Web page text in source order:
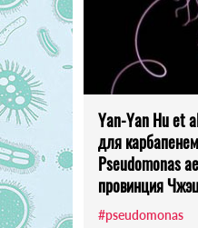
Yan-Yan Hu et
для
Pseudomonas
провинция
#pseudomonas